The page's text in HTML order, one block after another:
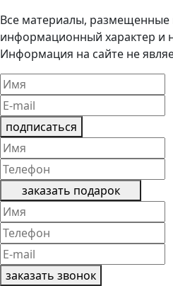
Все материалы, размещенные
информационный характер и
Информация на сайте не
подписаться
заказать подарок
заказать звонок